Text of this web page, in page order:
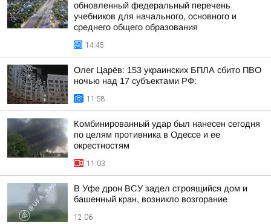
обновленный федеральный перечень
учебников для начального, основного и
среднего общего образования
14:45
Олег Царёв: 153 украинских БПЛА сбито ПВО
ночью над 17 субъектами РФ:
11:58
Комбинированный удар был нанесен сегодня
по целям противника в Одессе и ее
окрестностям
11:03
В Уфе дрон ВСУ задел строящийся дом и
башенный кран, возникло возгорание
12:06